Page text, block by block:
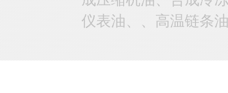
仪表油、、高温链条